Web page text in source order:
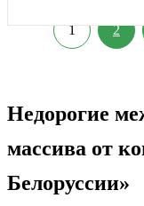
1 2
Недорогие
массива от
Белоруссии»